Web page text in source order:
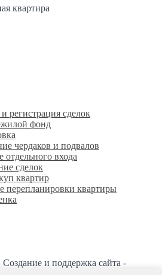
квартира
регистрация сделок
фонд
чердаков и подвалов
отдельного входа
сделок
квартир
перепланировки квартиры
и поддержка сайта -